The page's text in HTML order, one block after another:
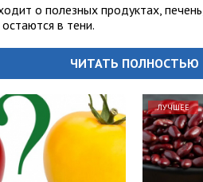
о полезных продуктах,
в тени.
ЧИТАТЬ ПОЛНОСТЬЮ
ЛУЧШЕЕ